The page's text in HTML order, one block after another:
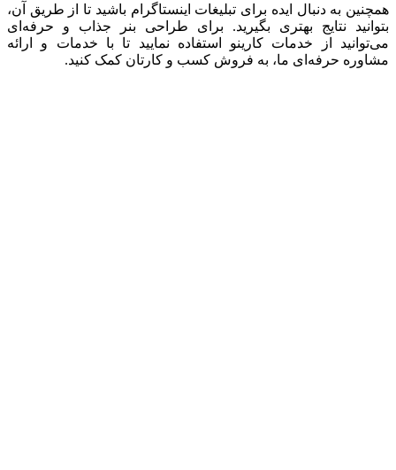
همچنین به دنبال ایده برای تبلیغات اینستاگرام باشید تا از طریق آن،
بتوانید نتایج بهتری بگیرید. برای طراحی بنر جذاب و حرفه‌ای
می‌توانید از خدمات کارینو استفاده نمایید تا با خدمات و ارائه
مشاوره حرفه‌ای ما، به فروش کسب‌ و کارتان کمک کنید.